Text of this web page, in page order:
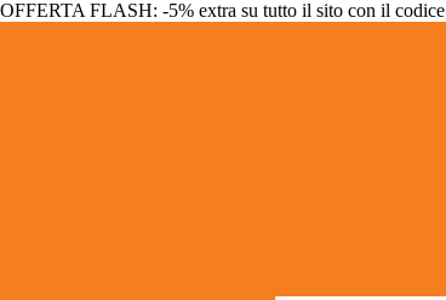
OFFERTA FLASH: -5% extra su tutto il sito con il codice